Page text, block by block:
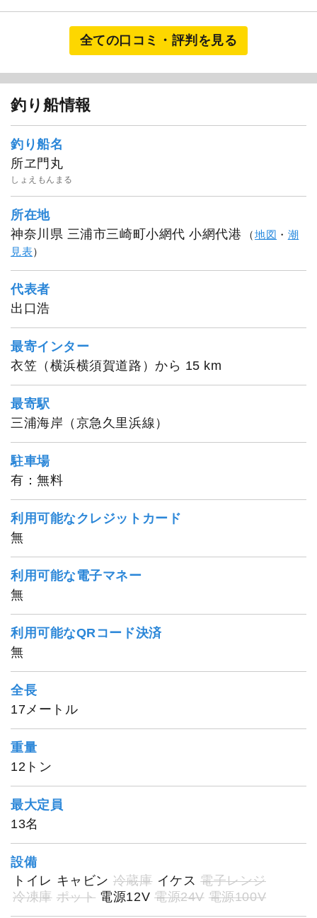
全ての口コミ・評判を見る
釣り船情報
釣り船名
所ヱ門丸
しょえもんまる
所在地
神奈川県 三浦市三崎町小網代 小網代港
（地図 ・ 潮
見表）
代表者
出口浩
最寄インター
衣笠（横浜横須賀道路）から 15 km
最寄駅
三浦海岸（京急久里浜線）
駐車場
有：無料
利用可能なクレジットカード
無
利用可能な電子マネー
無
利用可能なQRコード決済
無
全長
17メートル
重量
12トン
最大定員
13名
設備
トイレ キャビン 冷蔵庫 イケス 電子レンジ
冷凍庫 ポット 電源12V 電源24V 電源100V